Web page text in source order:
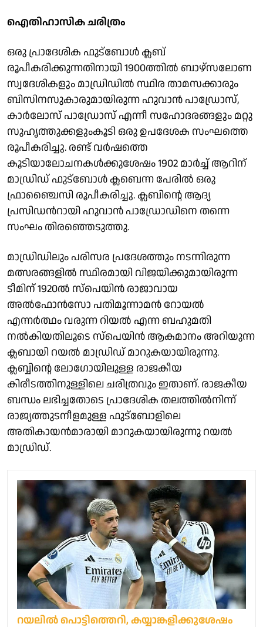
ഐതിഹാസിക ചരിത്രം
ഒരു പ്രാദേശിക ഫുട്ബോൾ ക്ലബ്
രൂപീകരിക്കുന്നതിനായി 1900ത്തിൽ ബാഴ്‌സലോണ
സ്വദേശികളും മാഡ്രിഡിൽ സ്ഥിര താമസക്കാരും
ബിസിനസുകാരുമായിരുന്ന ഹുവാന്‍ പാഡ്രോസ്,
കാര്‍ലോസ് പാഡ്രോസ് എന്നീ സഹോദരങ്ങളും മറ്റു
സുഹൃത്തുക്കളുംകൂടി ഒരു ഉപദേശക സംഘത്തെ
രൂപീകരിച്ചു. രണ്ട് വർഷത്തെ
കൂടിയാലോചനകൾക്കുശേഷം 1902 മാർച്ച് ആറിന്
മാഡ്രിഡ് ഫുട്‌ബോള്‍ ക്ലബെന്ന പേരില്‍ ഒരു
ഫ്രാഞ്ചൈസി രൂപീകരിച്ചു. ക്ലബിന്റെ ആദ്യ
പ്രസിഡന്‍റായി ഹുവാന്‍ പാഡ്രോഡിനെ തന്നെ
സംഘം തിരഞ്ഞെടുത്തു.
മാഡ്രിഡിലും പരിസര പ്രദേശത്തും നടന്നിരുന്ന
മത്സരങ്ങളിൽ സ്ഥിരമായി വിജയിക്കുമായിരുന്ന
ടീമിന് 1920ല്‍ സ്‌പെയിന്‍ രാജാവായ
അല്‍ഫോന്‍സോ പതിമൂന്നാമന്‍ റോയല്‍
എന്നര്‍ത്ഥം വരുന്ന റിയല്‍ എന്ന ബഹുമതി
നല്‍കിയതിലൂടെ സ്പെയിൻ ആകമാനം അറിയുന്ന
ക്ലബായി റയൽ മാഡ്രിഡ് മാറുകയായിരുന്നു.
ക്ലബ്ബിന്റെ ലോഗോയിലുള്ള രാജകീയ
കിരീടത്തിനുള്ളിലെ ചരിത്രവും ഇതാണ്. രാജകീയ
ബന്ധം ലഭിച്ചതോടെ പ്രാദേശിക തലത്തിൽനിന്ന്
രാജ്യത്തുടനീളമുള്ള ഫുട്‌ബോളിലെ
അതികായന്‍മാരായി മാറുകയായിരുന്നു റയൽ
മാ‍ഡ്രിഡ്.
റയലിൽ പൊട്ടിത്തെറി, കയ്യാങ്കളിക്കുശേഷം